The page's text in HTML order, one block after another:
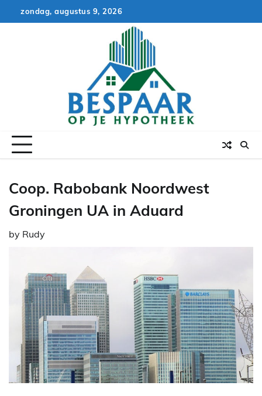
to
zondag, augustus 9, 2026
Coop. Rabobank Noordwest
Groningen UA in Aduard
by Rudy